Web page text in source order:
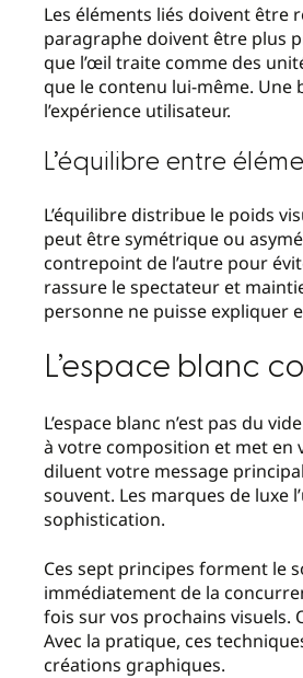
Les éléments liés doivent
paragraphe doivent être plus
que l’œil traite comme des
que le contenu lui-même.
l’expérience utilisateur.
L’équilibre entre
L’équilibre distribue le poids
peut être symétrique ou
contrepoint de l’autre pour
rassure le spectateur et
personne ne puisse expliquer
L’espace blanc
L’espace blanc n’est pas du
à votre composition et met en
diluent votre message
souvent. Les marques de luxe
sophistication.
Ces sept principes forment le
immédiatement de la
fois sur vos prochains
Avec la pratique, ces
créations graphiques.